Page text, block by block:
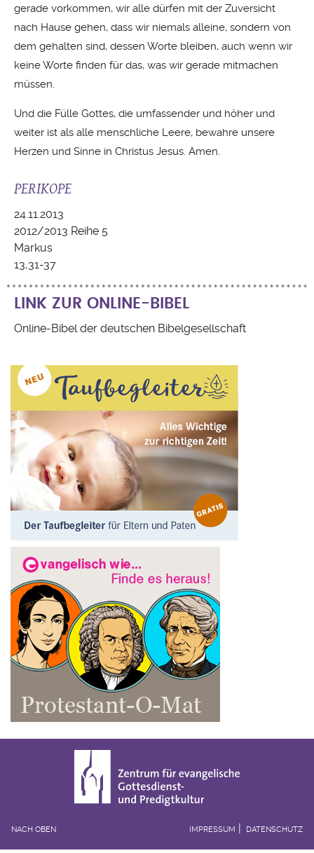
gerade vorkommen, wir alle dürfen mit der Zuversicht
nach Hause gehen, dass wir niemals alleine, sondern von
dem gehalten sind, dessen Worte bleiben, auch wenn wir
keine Worte finden für das, was wir gerade mitmachen
müssen.
Und die Fülle Gottes, die umfassender und höher und
weiter ist als alle menschliche Leere, bewahre unsere
Herzen und Sinne in Christus Jesus. Amen.
PERIKOPE
24.11.2013
2012/2013 Reihe 5
Markus
13,31-37
LINK ZUR ONLINE-BIBEL
Online-Bibel der deutschen Bibelgesellschaft
NACH OBEN IMPRESSUM DATENSCHUTZ